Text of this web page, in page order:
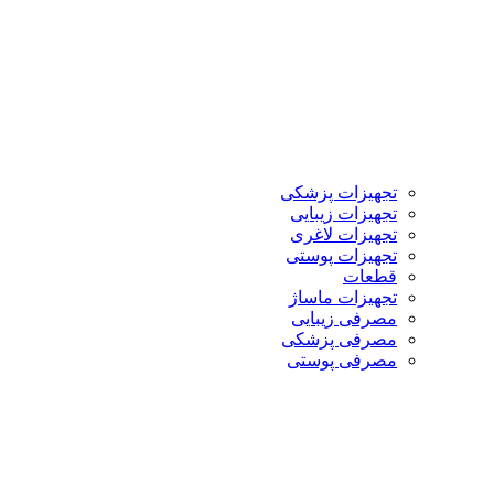
تجهیزات پزشکی
تجهیزات زیبایی
تجهیزات لاغری
تجهیزات پوستی
قطعات
تجهیزات ماساژ
مصرفی زیبایی
مصرفی پزشکی
مصرفی پوستی